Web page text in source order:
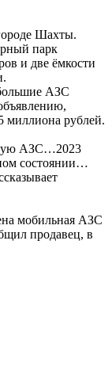
Шахты.
парк
и две ёмкости
АЗС
миллиона рублей.
АЗC…2023
состоянии…
мобильная АЗС
продавец, в